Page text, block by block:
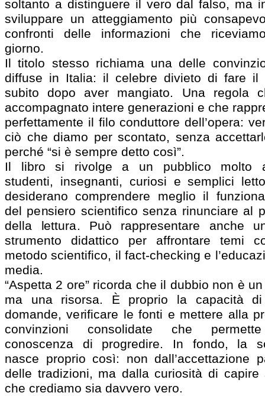
soltanto a distinguere il vero dal falso, ma
sviluppare un atteggiamento più
confronti delle informazioni che
giorno.
Il titolo stesso richiama una delle
diffuse in Italia: il celebre divieto di fare il
subito dopo aver mangiato. Una regola
accompagnato intere generazioni e che
perfettamente il filo conduttore dell’opera:
ciò che diamo per scontato, senza
perché “si è sempre detto così”.
Il libro si rivolge a un pubblico molto
studenti, insegnanti, curiosi e semplici
desiderano comprendere meglio il
del pensiero scientifico senza rinunciare al
della lettura. Può rappresentare anche
strumento didattico per affrontare temi
metodo scientifico, il fact-checking e
media.
“Aspetta 2 ore” ricorda che il dubbio non è
ma una risorsa. È proprio la capacità
domande, verificare le fonti e mettere alla
convinzioni consolidate che
conoscenza di progredire. In fondo, la
nasce proprio così: non dall’accettazione
delle tradizioni, ma dalla curiosità di capire
che crediamo sia davvero vero.